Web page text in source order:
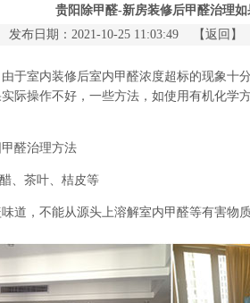
贵阳除甲醛-新房装修后甲醛治理如
发布日期：2021-10-25 11:03:49 【返回
室内装修后室内甲醛浓度超标的现象十
际操作不好，一些方法，如使用有机化学
醛治理方法
、茶叶、桔皮等
，不能从源头上溶解室内甲醛等有害物